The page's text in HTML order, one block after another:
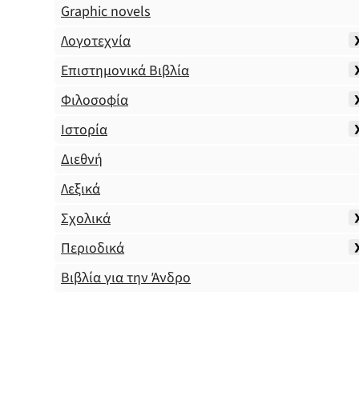
Graphic novels
Λογοτεχνία
Επιστημονικά Βιβλία
Φιλοσοφία
Ιστορία
Διεθνή
Λεξικά
Σχολικά
Περιοδικά
Βιβλία για την Άνδρο